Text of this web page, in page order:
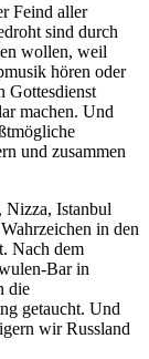
Feind aller
sind durch
wollen, weil
hören oder
Gottesdienst
machen. Und
und zusammen
Nizza, Istanbul
in den
Nach dem
Bar in
die
getaucht. Und
wir Russland